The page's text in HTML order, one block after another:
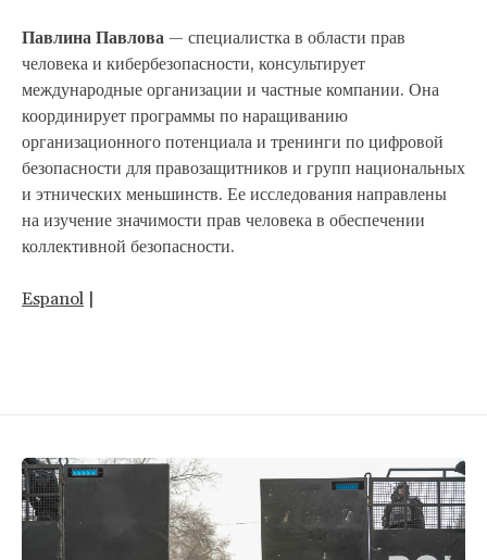
Павлина Павлова — специалистка в области прав
человека и кибербезопасности, консультирует
международные организации и частные компании. Она
координирует программы по наращиванию
организационного потенциала и тренинги по цифровой
безопасности для правозащитников и групп национальных
и этнических меньшинств. Ее исследования направлены
на изучение значимости прав человека в обеспечении
коллективной безопасности.
Espanol |